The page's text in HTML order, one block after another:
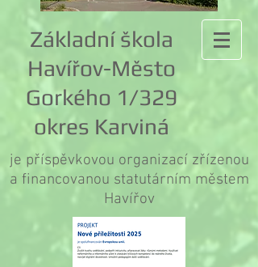
Základní škola
Havířov-Město
Gorkého 1/329
okres Karviná
je příspěvkovou organizací zřízenou
a financovanou statutárním městem
Havířov